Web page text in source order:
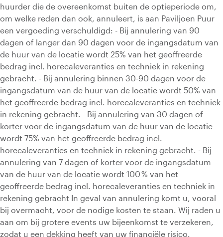
huurder die de overeenkomst buiten de optieperiode om,
om welke reden dan ook, annuleert, is aan Paviljoen Puur
een vergoeding verschuldigd: - Bij annulering van 90
dagen of langer dan 90 dagen voor de ingangsdatum van
de huur van de locatie wordt 25% van het geoffreerde
bedrag incl. horecaleveranties en techniek in rekening
gebracht. - Bij annulering binnen 30-90 dagen voor de
ingangsdatum van de huur van de locatie wordt 50% van
het geoffreerde bedrag incl. horecaleveranties en techniek
in rekening gebracht. - Bij annulering van 30 dagen of
korter voor de ingangsdatum van de huur van de locatie
wordt 75% van het geoffreerde bedrag incl.
horecaleveranties en techniek in rekening gebracht. - Bij
annulering van 7 dagen of korter voor de ingangsdatum
van de huur van de locatie wordt 100 % van het
geoffreerde bedrag incl. horecaleveranties en techniek in
rekening gebracht In geval van annulering komt u, vooral
bij overmacht, voor de nodige kosten te staan. Wij raden u
aan om bij grotere events uw bijeenkomst te verzekeren,
zodat u een dekking heeft van uw financiële risico.